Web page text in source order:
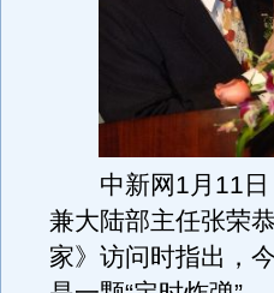
中新网1月11日
兼大陆部主任张荣
家》访问时指出，